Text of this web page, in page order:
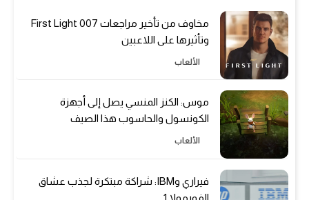
مخاوف من تأخير مراجعات 007 First Light
وتأثيرها على اللاعبين
الألعاب
موس: الكنز المنسي يصل إلى أجهزة
الكونسول والحاسوب هذا الصيف
الألعاب
فيراري وIBM: شراكة مبتكرة لجذب عشاق